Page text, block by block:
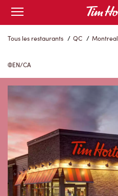
Skip
Content
Open
mobile
menu
Tous les restaurants / QC / Montreal
EN/CA